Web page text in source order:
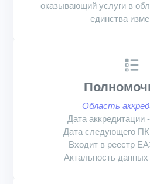
оказывающий услуги в
единства
Область
Дата аккредитации -
Дата следующего
Входит в реестр
Актальность данных